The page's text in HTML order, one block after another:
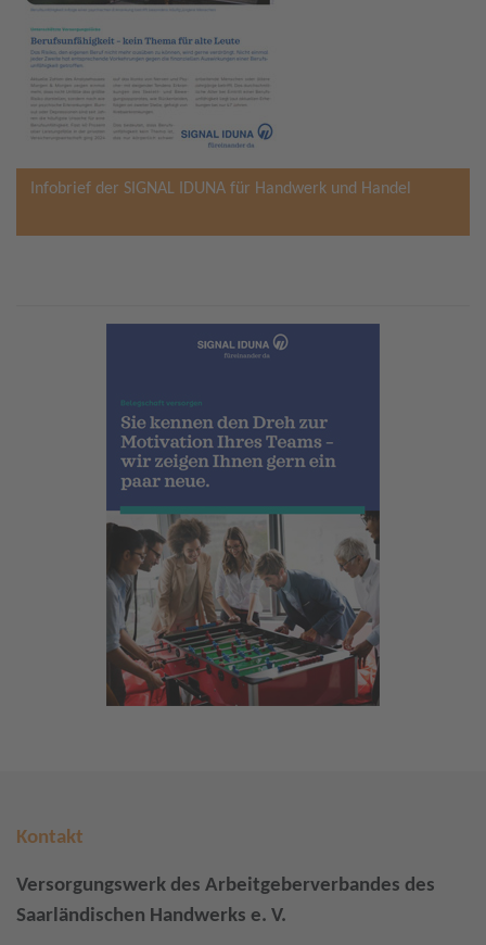
Infobrief der SIGNAL IDUNA für Handwerk und Handel
Kontakt
Versorgungswerk des Arbeitgeberverbandes des
Saarländischen Handwerks e. V.